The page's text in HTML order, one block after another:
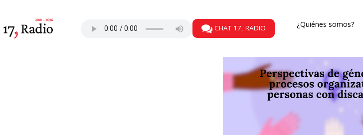
CHAT 17, RADIO
¿Quiénes somos?